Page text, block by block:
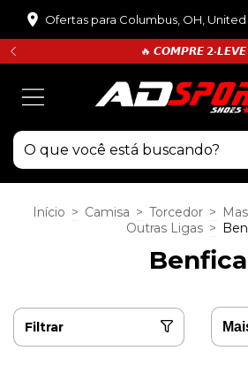
Ofertas para Columbus, OH,
🔥 𝘾𝙊𝙈𝙋𝙍𝙀 𝟮•𝙇𝙀𝙑𝙀
Início > Camisa > Torcedor >
Outras Ligas >
Benfica
Filtrar